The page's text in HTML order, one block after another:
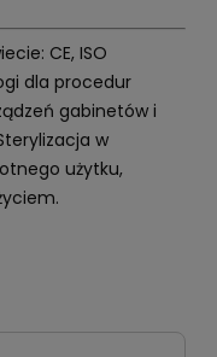
CE, ISO
dla procedur
gabinetów i
w
użytku,